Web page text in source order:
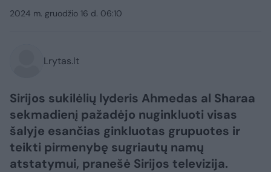
2024 m. gruodžio 16 d. 06:10
Lrytas.lt
Sirijos sukilėlių lyderis Ahmedas al Sharaa
sekmadienį pažadėjo nuginkluoti visas
šalyje esančias ginkluotas grupuotes ir
teikti pirmenybę sugriautų namų
atstatymui, pranešė Sirijos televizija.